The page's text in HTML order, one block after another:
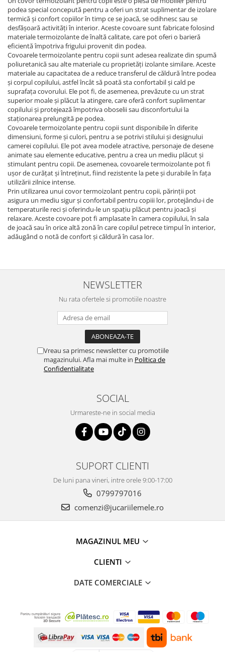
podea special concepută pentru a oferi un strat suplimentar de izolare
termică și confort copiilor în timp ce se joacă, se odihnesc sau se
desfășoară activități în interior. Aceste covoare sunt fabricate folosind
materiale termoizolante de înaltă calitate, care pot oferi o barieră
eficientă împotriva frigului provenit din podea.
Covoarele termoizolante pentru copii sunt adesea realizate din spumă
poliuretanică sau alte materiale cu proprietăți izolante similare. Aceste
materiale au capacitatea de a reduce transferul de căldură între podea
și corpul copilului, astfel încât să poată sta confortabil și cald pe
suprafața covorului. Ele pot fi, de asemenea, prevăzute cu un strat
superior moale și plăcut la atingere, care oferă confort suplimentar
copilului și protejează împotriva oboselii sau disconfortului la
staționarea prelungită pe podea.
Covoarele termoizolante pentru copii sunt disponibile în diferite
dimensiuni, forme și culori, pentru a se potrivi stilului și designului
camerei copilului. Ele pot avea modele atractive, personaje de desene
animate sau elemente educative, pentru a crea un mediu plăcut și
stimulant pentru copii. De asemenea, covoarele termoizolante pot fi
ușor de curățat și întreținut, fiind rezistente la pete și durabile în fața
utilizării zilnice intense.
Prin utilizarea unui covor termoizolant pentru copii, părinții pot
asigura un mediu sigur și confortabil pentru copiii lor, protejându-i de
temperaturile reci și oferindu-le un spațiu plăcut pentru joacă și
relaxare. Aceste covoare pot fi amplasate în camera copilului, în sala
de joacă sau în orice altă zonă în care copilul petrece timpul în interior,
adăugând o notă de confort și căldură în casa lor.
NEWSLETTER
Nu rata ofertele si promotiile noastre
Vreau sa primesc newsletter cu promotiile
magazinului. Afla mai multe in Politica de
Confidentialitate
SOCIAL
Urmareste-ne in social media
SUPORT CLIENTI
De luni pana vineri, intre orele 9:00-17:00
0799797016
comenzi@jucariilemele.ro
MAGAZINUL MEU
CLIENTI
DATE COMERCIALE